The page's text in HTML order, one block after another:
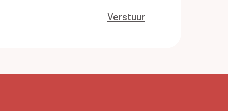
Verstuur